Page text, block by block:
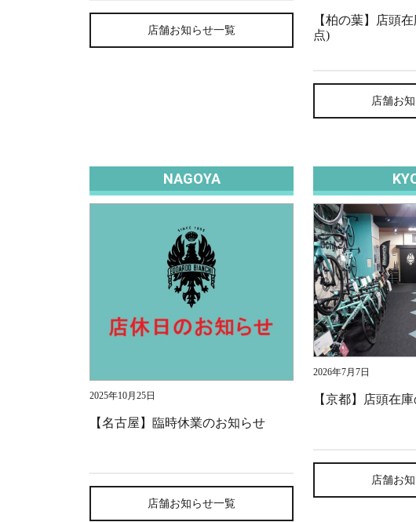
店舗お知らせ一覧
【柏の葉】店頭
点)
店舗お
NAGOYA
2025年10月25日
【名古屋】臨時休業のお知らせ
店舗お知らせ一覧
2026年7月7日
【京都】店頭在
店舗お